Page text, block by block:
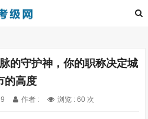
的守护神，你的职称决定城
的高度
作者 : 浏览 : 60 次